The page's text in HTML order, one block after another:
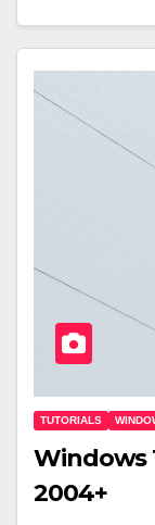
TUTORIALS
Windows
2004+